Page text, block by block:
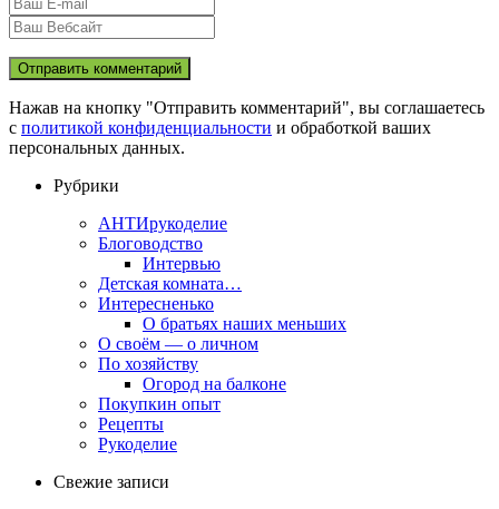
Нажав на кнопку "Отправить комментарий", вы соглашаетесь
с политикой конфиденциальности и обработкой ваших
персональных данных.
Рубрики
АНТИрукоделие
Блоговодство
Интервью
Детская комната…
Интересненько
О братьях наших меньших
О своём — о личном
По хозяйству
Огород на балконе
Покупкин опыт
Рецепты
Рукоделие
Свежие записи